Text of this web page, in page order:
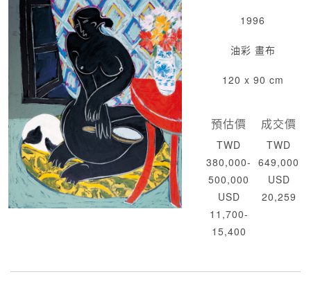
1996
油彩 畫布
120 x 90 cm
預估價
TWD
380,000-
500,000
USD
11,700-
15,400
成交價
TWD
649,000
USD
20,259